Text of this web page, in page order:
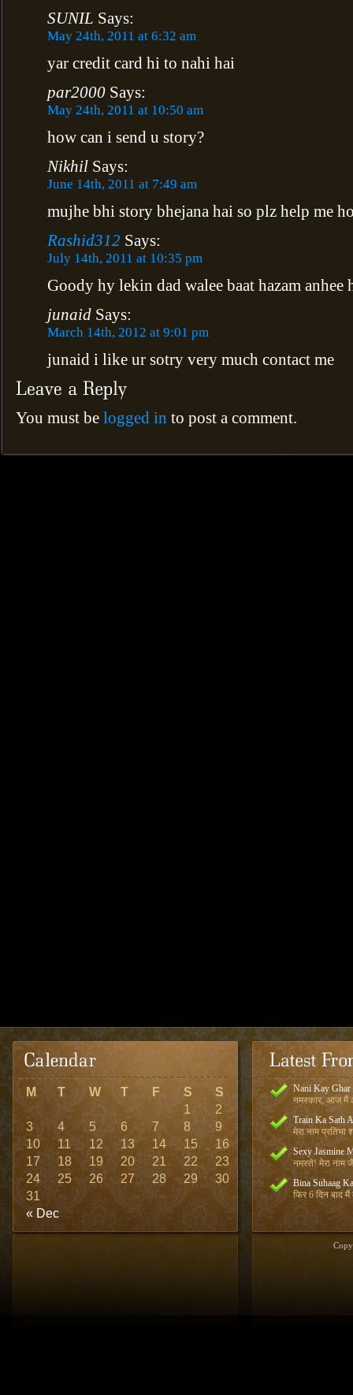
SUNIL Says:
May 24th, 2011 at 6:32 am
yar credit card hi to nahi hai
par2000 Says:
May 24th, 2011 at 10:50 am
how can i send u story?
Nikhil Says:
June 14th, 2011 at 7:49 am
mujhe bhi story bhejana hai so plz help me
Rashid312 Says:
July 14th, 2011 at 10:35 pm
Goody hy lekin dad walee baat hazam anhee
junaid Says:
March 14th, 2012 at 9:01 pm
junaid i like ur sotry very much contact me
You must be logged in to post a comment.
M T W T F S S
« Dec
1
2
3
4 5 6 7 8
9
10
11 12 13 14 15
16
17
18 19 20 21 22
23
24
25 26 27 28 29
30
31
Nani Kay Ghar
नमस्कार, आज मैं
Train Ka Sath
मेरा नाम प्रतिभा
Sexy Jasmine
नमस्ते! मेरा नाम
Bina Suhaag
फिर 6 दिन बाद